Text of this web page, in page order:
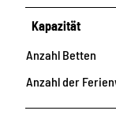
Kapazität
Anzahl Betten
Anzahl der